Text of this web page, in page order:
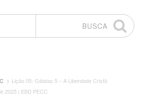
BUSCA
Lição 05: Gálatas 5 – A Liberdade Cristã
2025 | EBD PECC